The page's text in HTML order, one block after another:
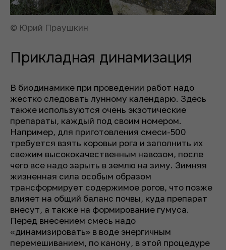
© Юрий Праушкин
Прикладная динамизация
В биодинамике при проведении работ надо
жестко следовать лунному календарю. Здесь
также используются очень экзотические
препараты, каждый под своим номером.
Например, для приготовления смеси-500
требуется взять коровьи рога и заполнить их
свежим высококачественным навозом, после
чего все надо зарыть в землю на зиму. Зимняя
жизненная сила особым образом
трансформирует содержимое рогов, что позже
влияет на общий баланс почвы, куда препарат
внесут, а также на формирование гумуса.
Перед внесением смесь надо
«динамизировать» в воде энергичным
перемешиванием, по канону, в этой процедуре